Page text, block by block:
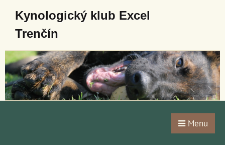
Kynologický klub Excel
Trenčín
Menu